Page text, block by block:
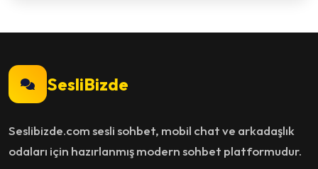
SesliBizde
Seslibizde.com sesli sohbet, mobil chat ve arkadaşlık
odaları için hazırlanmış modern sohbet platformudur.